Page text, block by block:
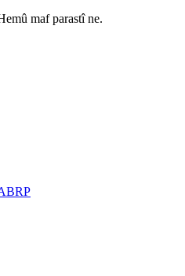
maf parastî ne.